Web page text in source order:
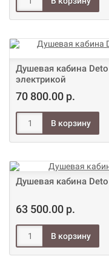
Душевая кабина
электрикой
70 800.00 р.
Душевая кабина
63 500.00 р.